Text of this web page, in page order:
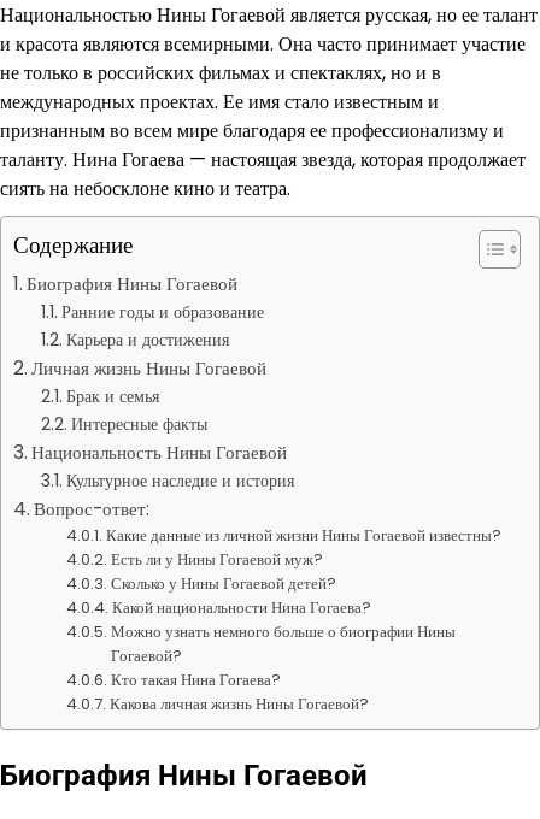
Национальностью Нины Гогаевой является русская, но ее талант
и красота являются всемирными. Она часто принимает участие
не только в российских фильмах и спектаклях, но и в
международных проектах. Ее имя стало известным и
признанным во всем мире благодаря ее профессионализму и
таланту. Нина Гогаева — настоящая звезда, которая продолжает
сиять на небосклоне кино и театра.
Содержание
Биография Нины Гогаевой
Ранние годы и образование
Карьера и достижения
Личная жизнь Нины Гогаевой
Брак и семья
Интересные факты
Национальность Нины Гогаевой
Культурное наследие и история
Вопрос-ответ:
Какие данные из личной жизни Нины Гогаевой известны?
Есть ли у Нины Гогаевой муж?
Сколько у Нины Гогаевой детей?
Какой национальности Нина Гогаева?
Можно узнать немного больше о биографии Нины
Гогаевой?
Кто такая Нина Гогаева?
Какова личная жизнь Нины Гогаевой?
Биография Нины Гогаевой